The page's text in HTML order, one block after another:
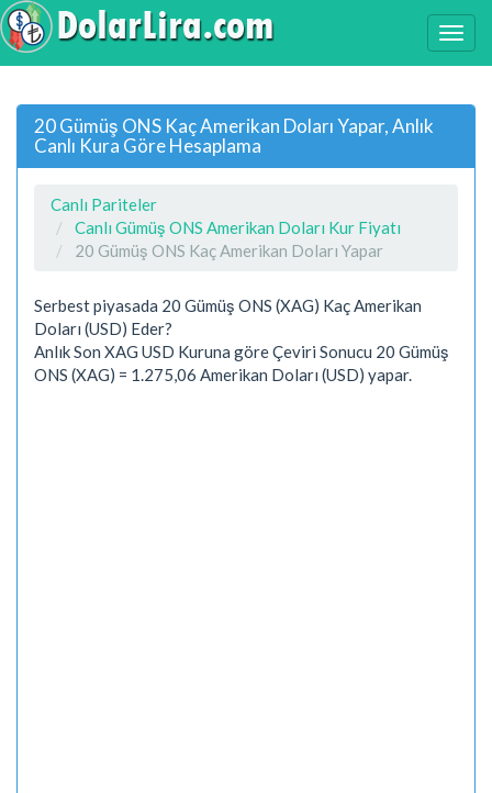
20 Gümüş ONS Kaç Amerikan Doları Yapar, Anlık
Canlı Kura Göre Hesaplama
Canlı Pariteler
Canlı Gümüş ONS Amerikan Doları Kur Fiyatı
20 Gümüş ONS Kaç Amerikan Doları Yapar
Serbest piyasada 20 Gümüş ONS (XAG) Kaç Amerikan
Doları (USD) Eder?
Anlık Son XAG USD Kuruna göre Çeviri Sonucu 20 Gümüş
ONS (XAG) = 1.275,06 Amerikan Doları (USD) yapar.